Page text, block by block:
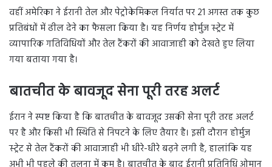
वहीं अमेरिका ने ईरानी तेल और पेट्रोकेमिकल निर्यात पर 21 अगस्त तक कुछ
प्रतिबंधों में ढील देने का फैसला किया है। यह निर्णय होर्मुज स्ट्रेट में
व्यापारिक गतिविधियों और तेल टैंकरों की आवाजाही को देखते हुए लिया
गया बताया गया है।
बातचीत के बावजूद सेना पूरी तरह अलर्ट
ईरान ने स्पष्ट किया है कि बातचीत के बावजूद उसकी सेना पूरी तरह अलर्ट
पर है और किसी भी स्थिति से निपटने के लिए तैयार है। इसी दौरान होर्मुज
स्ट्रेट से तेल टैंकरों की आवाजाही भी धीरे-धीरे बढ़ने लगी है, हालांकि यह